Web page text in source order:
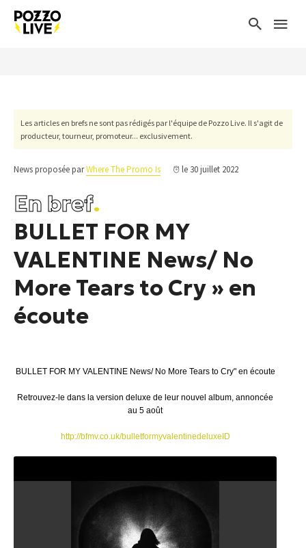
Les articles en brefs ne sont pas rédigés par l'équipe de Pozzo Live. Il s'agit de
producteur, tourneur, promoteur... exclusivement.
News proposée parWhere The Promo Is le 30 juillet 2022
En bref.
BULLET FOR MY
VALENTINE News/ No
More Tears to Cry » en
écoute
BULLET FOR MY VALENTINE News/ No More Tears to Cry" en écoute
Retrouvez-le dans la version deluxe de leur nouvel album, annoncée
au 5 août
http://bfmv.co.uk/bulletformyvalentinedeluxeID